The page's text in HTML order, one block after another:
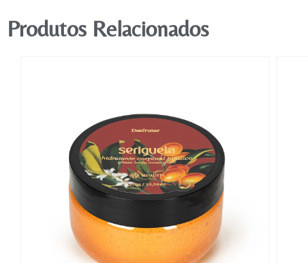
Produtos Relacionados